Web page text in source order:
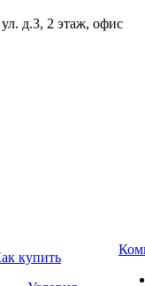
д.3, 2 этаж, офис
купить